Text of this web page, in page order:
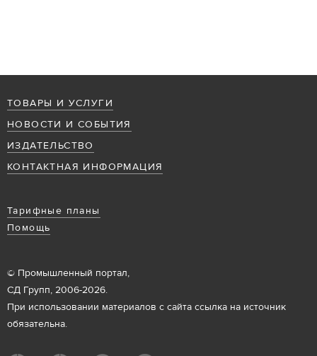
ТОВАРЫ И УСЛУГИ
НОВОСТИ И СОБЫТИЯ
ИЗДАТЕЛЬСТВО
КОНТАКТНАЯ ИНФОРМАЦИЯ
Тарифные планы
Помощь
© Промышленный портал,
СД Групп, 2006-2026.
При использовании материалов с сайта ссылка на источник
обязательна.